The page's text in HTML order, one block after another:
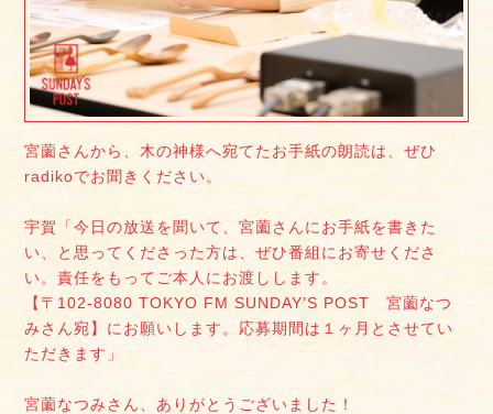
宮薗さんから、木の神様へ宛てたお手紙の朗読は、ぜひ
radikoでお聞きください。
宇賀「今日の放送を聞いて、宮薗さんにお手紙を書きた
い、と思ってくださった方は、ぜひ番組にお寄せくださ
い。責任をもってご本人にお渡しします。
【〒102-8080 TOKYO FM SUNDAY’S POST 宮薗なつ
みさん宛】にお願いします。応募期間は１ヶ月とさせてい
ただきます」
宮薗なつみさん、ありがとうございました！